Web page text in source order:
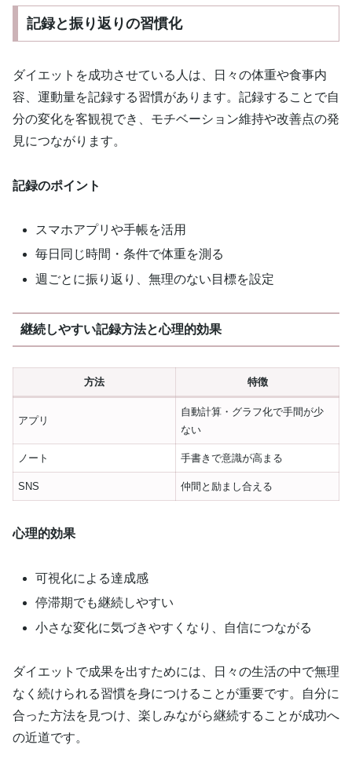
記録と振り返りの習慣化
ダイエットを成功させている人は、日々の体重や食事内
容、運動量を記録する習慣があります。記録することで自
分の変化を客観視でき、モチベーション維持や改善点の発
見につながります。
記録のポイント
スマホアプリや手帳を活用
毎日同じ時間・条件で体重を測る
週ごとに振り返り、無理のない目標を設定
継続しやすい記録方法と心理的効果
方法 特徴
アプリ
自動計算・グラフ化で手間が少
ない
ノート 手書きで意識が高まる
SNS 仲間と励まし合える
心理的効果
可視化による達成感
停滞期でも継続しやすい
小さな変化に気づきやすくなり、自信につながる
ダイエットで成果を出すためには、日々の生活の中で無理
なく続けられる習慣を身につけることが重要です。自分に
合った方法を見つけ、楽しみながら継続することが成功へ
の近道です。